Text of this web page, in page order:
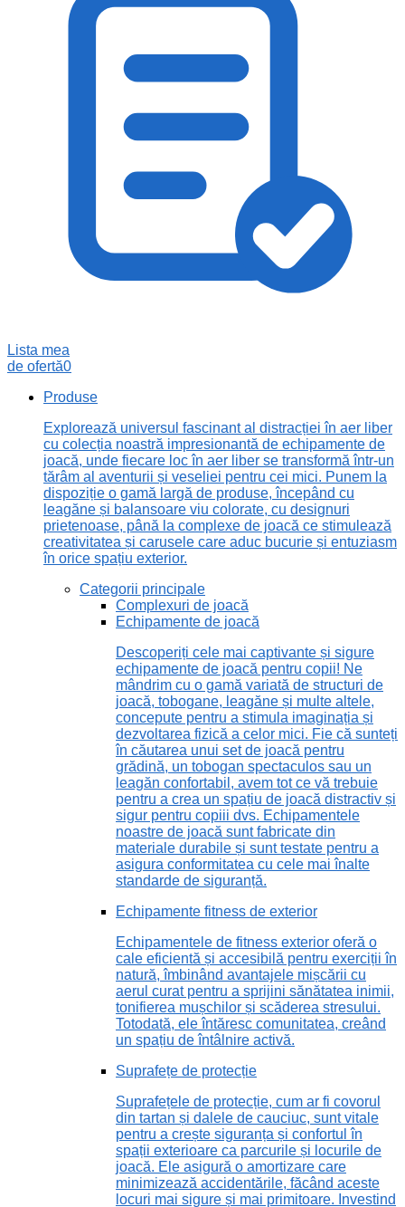
Lista mea
de ofertă0
Produse
Explorează universul fascinant al distracției în aer liber
cu colecția noastră impresionantă de echipamente de
joacă, unde fiecare loc în aer liber se transformă într-un
tărâm al aventurii și veseliei pentru cei mici. Punem la
dispoziție o gamă largă de produse, începând cu
leagăne și balansoare viu colorate, cu designuri
prietenoase, până la complexe de joacă ce stimulează
creativitatea și carusele care aduc bucurie și entuziasm
în orice spațiu exterior.
Categorii principale
Complexuri de joacă
Echipamente de joacă
Descoperiți cele mai captivante și sigure
echipamente de joacă pentru copii! Ne
mândrim cu o gamă variată de structuri de
joacă, tobogane, leagăne și multe altele,
concepute pentru a stimula imaginația și
dezvoltarea fizică a celor mici. Fie că sunteți
în căutarea unui set de joacă pentru
grădină, un tobogan spectaculos sau un
leagăn confortabil, avem tot ce vă trebuie
pentru a crea un spațiu de joacă distractiv și
sigur pentru copiii dvs. Echipamentele
noastre de joacă sunt fabricate din
materiale durabile și sunt testate pentru a
asigura conformitatea cu cele mai înalte
standarde de siguranță.
Echipamente fitness de exterior
Echipamentele de fitness exterior oferă o
cale eficientă și accesibilă pentru exerciții în
natură, îmbinând avantajele mișcării cu
aerul curat pentru a sprijini sănătatea inimii,
tonifierea mușchilor și scăderea stresului.
Totodată, ele întăresc comunitatea, creând
un spațiu de întâlnire activă.
Suprafețe de protecție
Suprafețele de protecție, cum ar fi covorul
din tartan și dalele de cauciuc, sunt vitale
pentru a crește siguranța și confortul în
spații exterioare ca parcurile și locurile de
joacă. Ele asigură o amortizare care
minimizează accidentările, făcând aceste
locuri mai sigure și mai primitoare. Investind